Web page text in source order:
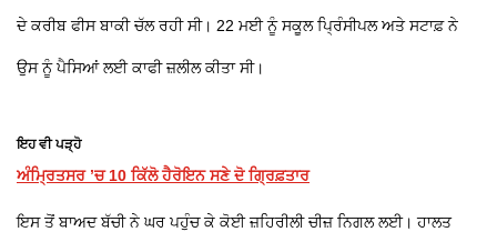
ਦੇ ਕਰੀਬ ਫੀਸ ਬਾਕੀ ਚੱਲ ਰਹੀ ਸੀ। 22 ਮਈ ਨੂੰ ਸਕੂਲ ਪ੍ਰਿੰਸੀਪਲ ਅਤੇ ਸਟਾਫ਼ ਨੇ
ਉਸ ਨੂੰ ਪੈਸਿਆਂ ਲਈ ਕਾਫੀ ਜ਼ਲੀਲ ਕੀਤਾ ਸੀ।
ਇਹ ਵੀ ਪੜ੍ਹੋ
ਅੰਮ੍ਰਿਤਸਰ ’ਚ 10 ਕਿੱਲੋ ਹੈਰੋਇਨ ਸਣੇ ਦੋ ਗ੍ਰਿਫ਼ਤਾਰ
ਇਸ ਤੋਂ ਬਾਅਦ ਬੱਚੀ ਨੇ ਘਰ ਪਹੁੰਚ ਕੇ ਕੋਈ ਜ਼ਹਿਰੀਲੀ ਚੀਜ਼ ਨਿਗਲ ਲਈ। ਹਾਲਤ